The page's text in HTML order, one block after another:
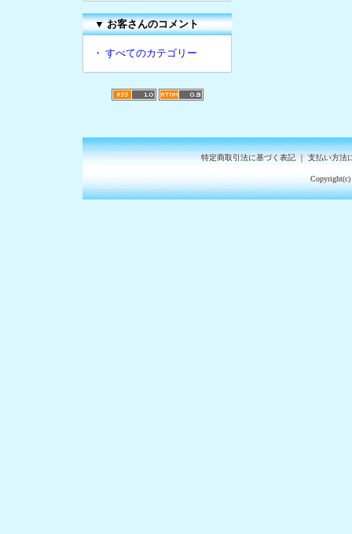
▼お客さんのコメント
・ すべてのカテゴリー
特定商取引法に基づく表記｜支払い方法